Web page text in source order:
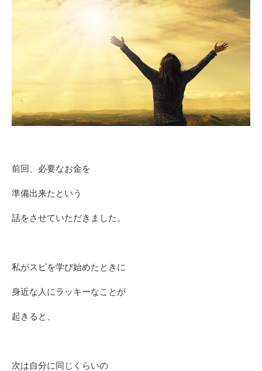
前回、必要なお金を
準備出来たという
話をさせていただきました。
私がスピを学び始めたときに
身近な人にラッキーなことが
起きると、
次は自分に同じくらいの